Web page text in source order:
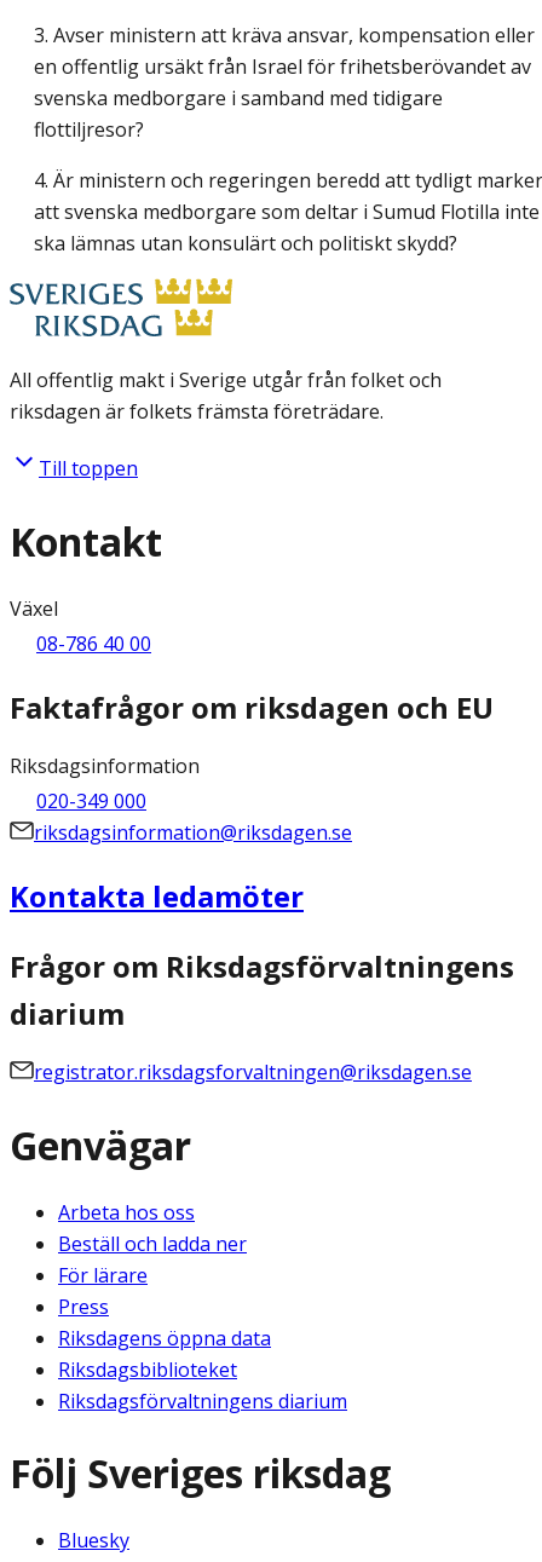
3. Avser ministern att kräva ansvar, kompensation eller
en offentlig ursäkt från Israel för frihetsberövandet av
svenska medborgare i samband med tidigare
flottiljresor?
4. Är ministern och regeringen beredd att tydligt
att svenska medborgare som deltar i Sumud Flotilla inte
ska lämnas utan konsulärt och politiskt skydd?
All offentlig makt i Sverige utgår från folket och
riksdagen är folkets främsta företrädare.
Till toppen
Kontakt
Växel
08-786 40 00
Faktafrågor om riksdagen och EU
Riksdagsinformation
020-349 000
riksdagsinformation@riksdagen.se
Kontakta ledamöter
Frågor om Riksdagsförvaltningens
diarium
registrator.riksdagsforvaltningen@riksdagen.se
Genvägar
Arbeta hos oss
Beställ och ladda ner
För lärare
Press
Riksdagens öppna data
Riksdagsbiblioteket
Riksdagsförvaltningens diarium
Följ Sveriges riksdag
Bluesky